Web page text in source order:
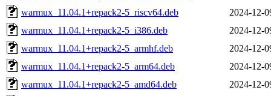
warmux_11.04.1+repack2-5_riscv64.deb
2024-12-
warmux_11.04.1+repack2-5_i386.deb
2024-12-
warmux_11.04.1+repack2-5_armhf.deb
2024-12-
warmux_11.04.1+repack2-5_arm64.deb
2024-12-
warmux_11.04.1+repack2-5_amd64.deb
2024-12-